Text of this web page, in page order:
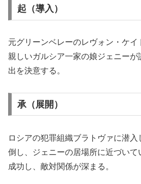
起（導入）
元グリーンベレーのレヴォン・ケイ
親しいガルシア一家の娘ジェニー
出を決意する。
承（展開）
ロシアの犯罪組織ブラトヴァに潜
倒し、ジェニーの居場所に近づいて
成功し、敵対関係が深まる。